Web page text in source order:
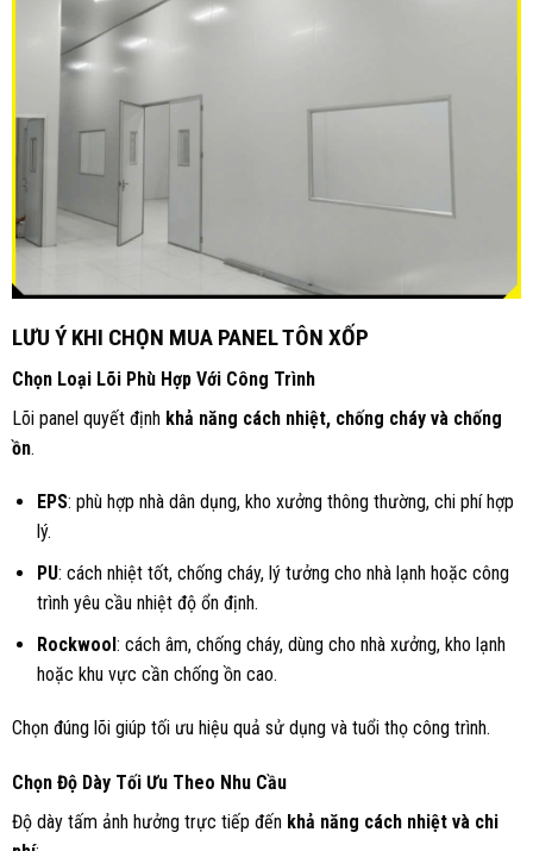
LƯU Ý KHI CHỌN MUA PANEL TÔN XỐP
Chọn Loại Lõi Phù Hợp Với Công Trình
Lõi panel quyết định khả năng cách nhiệt, chống cháy và chống
ồn.
EPS: phù hợp nhà dân dụng, kho xưởng thông thường, chi phí hợp
lý.
PU: cách nhiệt tốt, chống cháy, lý tưởng cho nhà lạnh hoặc công
trình yêu cầu nhiệt độ ổn định.
Rockwool: cách âm, chống cháy, dùng cho nhà xưởng, kho lạnh
hoặc khu vực cần chống ồn cao.
Chọn đúng lõi giúp tối ưu hiệu quả sử dụng và tuổi thọ công trình.
Chọn Độ Dày Tối Ưu Theo Nhu Cầu
Độ dày tấm ảnh hưởng trực tiếp đến khả năng cách nhiệt và chi